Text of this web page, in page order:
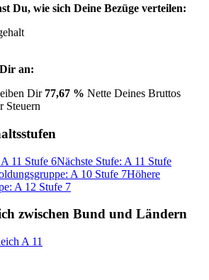
Du, wie sich Deine Bezüge verteilen:
an:
Dir 77,67 % Nette Deines Bruttos
Steuern
11 Stufe 6Nächste Stufe: A 11 Stufe
A 10 Stufe 7Höhere
A 12 Stufe 7
zwischen Bund und Ländern
A 11